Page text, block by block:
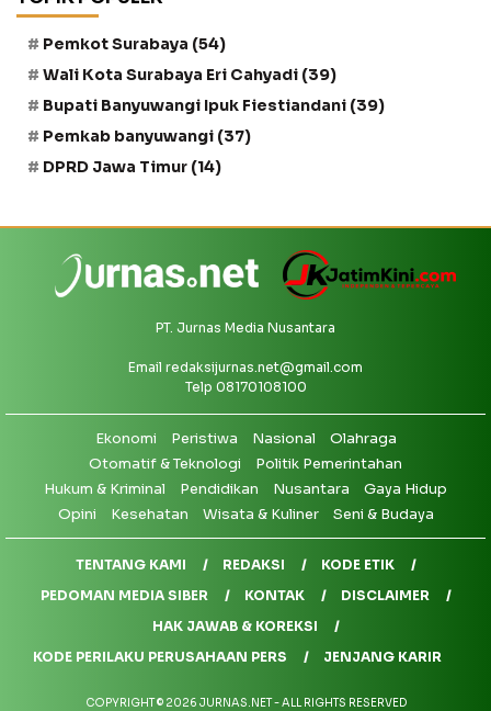
Pemkot Surabaya (54)
Wali Kota Surabaya Eri Cahyadi (39)
Bupati Banyuwangi Ipuk Fiestiandani (39)
Pemkab banyuwangi (37)
DPRD Jawa Timur (14)
PT. Jurnas Media Nusantara
Email redaksijurnas.net@gmail.com
Telp 08170108100
Ekonomi Peristiwa Nasional
Olahraga
Otomatif & Teknologi
Politik Pemerintahan
Hukum & Kriminal
Pendidikan Nusantara
Gaya Hidup
Opini
Kesehatan Wisata & Kuliner Seni & Budaya
TENTANG KAMI REDAKSI
KODE ETIK
PEDOMAN MEDIA SIBER
KONTAK
DISCLAIMER
HAK JAWAB & KOREKSI
KODE PERILAKU PERUSAHAAN PERS
JENJANG KARIR
COPYRIGHT © 2026 JURNAS.NET - ALL RIGHTS RESERVED